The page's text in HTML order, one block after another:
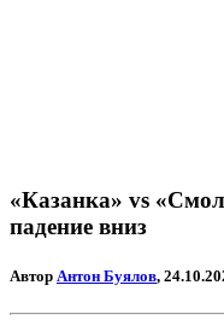
«Казанка» vs
падение вниз
Автор Антон Буялов,